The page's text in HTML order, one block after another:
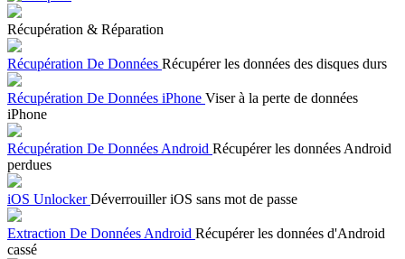
Récupération & Réparation
Récupération De Données Récupérer les données des disques durs
Récupération De Données iPhone Viser à la perte de données
iPhone
Récupération De Données Android Récupérer les données Android
perdues
iOS Unlocker Déverrouiller iOS sans mot de passe
Extraction De Données Android Récupérer les données d'Android
cassé